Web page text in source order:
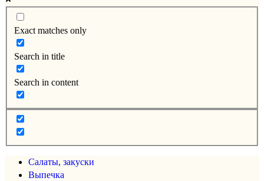
Exact matches only
Search in title
Search in content
Салаты, закуски
Выпечка